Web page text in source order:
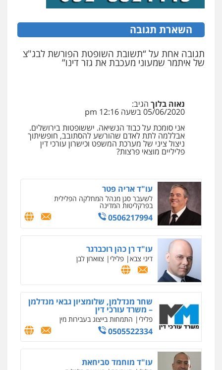
השארת תגובה
תגובה אחת על “תשובת השופטת הפורשת לבג"צ
של איתמר שמעוני מעכבת את גזר דינו”
נאוה בלוך הגיב:
05/06/2020 בשעה 12:16 pm
אני סומכת על כבוד הנשיאה. יששופטות בירושלים.
אבללמה לתת לאדם שהורשע להסתובב, חופשיתוך
ניצול ציני של מערכת המשפט וכישרון עורכי דין
פליליים מוצאי פרצות?
עו"ד אמיר כהן
פלילי מעצרים וחקירות
0502130230
אברהם שהבזי – משרד עורכי דין
מיסים כלכלי פלילי פשיעה כלכלית הלבנת
הון
עו"ד אריה פטר
לשעבר סגן מנהל המחלקה הפלילית
בפרקליטות המדינה
0506217994
עו"ד רן כהן רוכברגר
דיני צבא פלילי צווארון לבן
שחר מנדלמן, שלומציון גבאי מנדלמן
– משרד עורכי דין
פלילי התמחות בייצוג בעבירות מין
0505522334
עו"ד מוחמד סביחאת
ניר קידר – צלם
0504578527
שירותים מקצועיים לעורכי דין
0522508109
אחסון אתרים